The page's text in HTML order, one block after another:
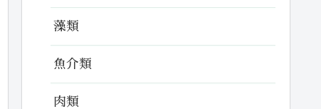
藻類
魚介類
肉類